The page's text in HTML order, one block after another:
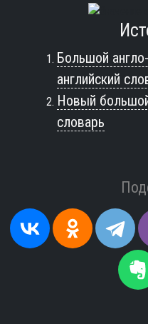
Большой
английский
Новый
словарь